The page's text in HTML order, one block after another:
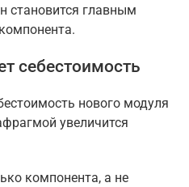
становится главным
себестоимость
нового модуля
увеличится
компонента, а не